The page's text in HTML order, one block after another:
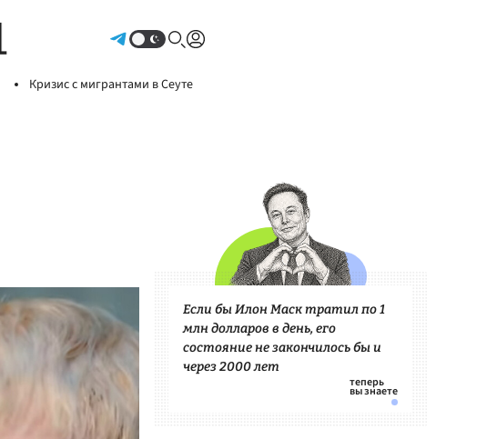
Кризис с мигрантами в Сеуте
Если бы Илон Маск тратил по 1
млн долларов в день, его
состояние не закончилось бы и
через 2000 лет